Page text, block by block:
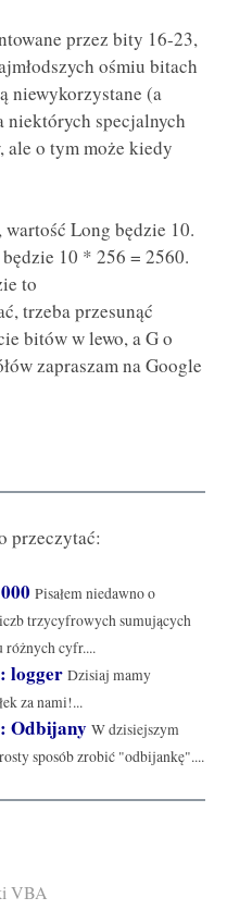
przez bity 16-23,
ośmiu bitach
niewykorzystane (a
niektórych specjalnych
ale o tym może kiedy
Long będzie 10.
10 * 256 = 2560.
to
trzeba przesunąć
bitów w lewo, a G o
zapraszam na Google
przeczytać:
Pisałem niedawno o
trzycyfrowych sumujących
różnych cyfr....
logger Dzisiaj mamy
za nami!...
Odbijany W dzisiejszym
sposób zrobić "odbijankę"....
VBA